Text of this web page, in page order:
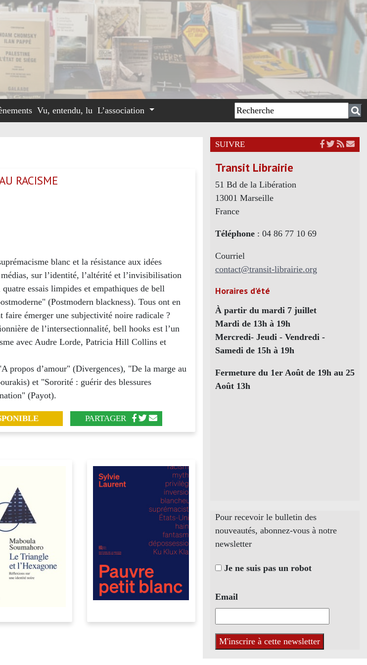
Vu, entendu, lu L’association
RACISME
blanc et la résistance aux idées
sur l’identité, l’altérité et l’invisibilisation
essais limpides et empathiques de bell
(Postmodern blackness). Tous ont en
faire émerger une subjectivité noire radicale ?
de l’intersectionnalité, bell hooks est l’un
avec Audre Lorde, Patricia Hill Collins et
propos d’amour" (Divergences), "De la marge au
et "Sororité : guérir des blessures
(Payot).
PARTAGER
SUIVRE
Transit Librairie
51 Bd de la Libération
13001 Marseille
France
Téléphone: 04 86 77 10 69
Courriel
contact@transit-librairie.org
Horaires d’été
À partir du mardi 7 juillet
Mardi de 13h à 19h
Mercredi- Jeudi - Vendredi -
Samedi de 15h à 19h
Fermeture du 1er Août de 19h au 25
Août 13h
Pour recevoir le bulletin des
nouveautés, abonnez-vous à notre
newsletter
Je ne suis pas un robot
Email